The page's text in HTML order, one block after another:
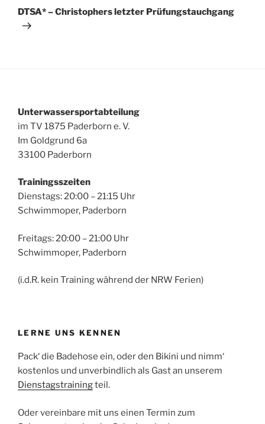
Beitrag
DTSA* – Christophers letzter Prüfungstauchgang
Unterwassersportabteilung
im TV 1875 Paderborn e. V.
Im Goldgrund 6a
33100 Paderborn
Trainingsszeiten
Dienstags: 20:00 – 21:15 Uhr
Schwimmoper, Paderborn
Freitags: 20:00 – 21:00 Uhr
Schwimmoper, Paderborn
(i.d.R. kein Training während der NRW Ferien)
LERNE UNS KENNEN
Pack‘ die Badehose ein, oder den Bikini und nimm‘
kostenlos und unverbindlich als Gast an unserem
Dienstagstrainingteil.
Oder vereinbare mit uns einen Termin zum